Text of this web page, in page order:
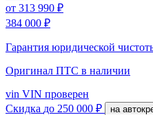
от 313 990 ₽
384 000 ₽
Гарантия юридической
Оригинал ПТС в наличии
vin VIN проверен
Скидка до 250 000 ₽ на